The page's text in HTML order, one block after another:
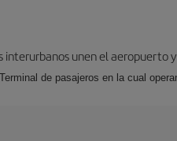
interurbanos unen el aeropuerto
de pasajeros en la cual